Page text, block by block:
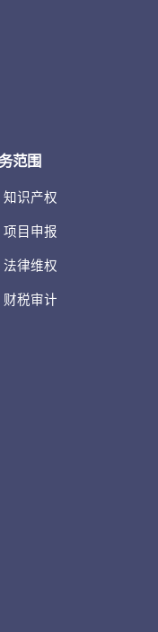
范围
知识产权
项目申报
法律维权
财税审计